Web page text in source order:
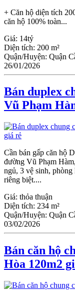
+ Căn hộ diện tích
căn hộ 100% toàn...
Giá: 14tỷ
Diện tích: 200 m²
Quận/Huyện: Quận
26/01/2026
Bán duplex
Vũ Phạm
Cần bán gấp căn hộ
đường Vũ Phạm
ngủ, 3 vệ sinh, phòng
riêng biệt....
Giá: thỏa thuận
Diện tích: 234 m²
Quận/Huyện: Quận
03/02/2026
Bán căn hộ
Hòa 120m2